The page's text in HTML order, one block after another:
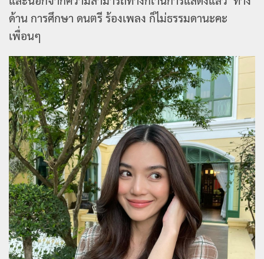
ด้าน การศึกษา ดนตรี ร้องเพลง ก็ไม่ธรรมดานะคะ
เพื่อนๆ